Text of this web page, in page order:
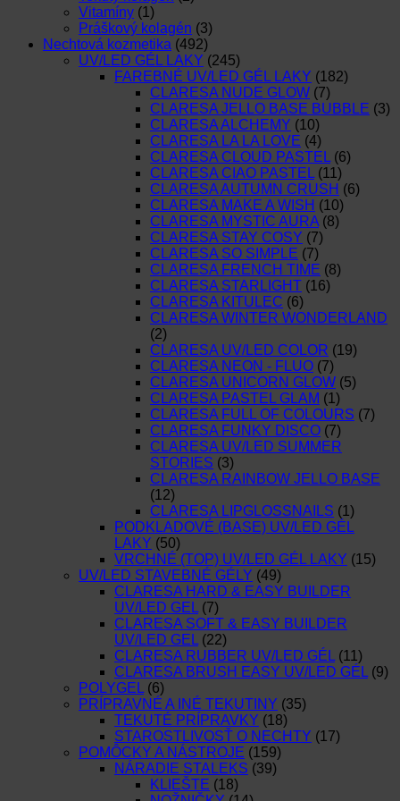
Vitamíny (1)
Práškový kolagén (3)
Nechtová kozmetika (492)
UV/LED GÉL LAKY (245)
FAREBNÉ UV/LED GÉL LAKY (182)
CLARESA NUDE GLOW (7)
CLARESA JELLO BASE BUBBLE (3)
CLARESA ALCHEMY (10)
CLARESA LA LA LOVE (4)
CLARESA CLOUD PASTEL (6)
CLARESA CIAO PASTEL (11)
CLARESA AUTUMN CRUSH (6)
CLARESA MAKE A WISH (10)
CLARESA MYSTIC AURA (8)
CLARESA STAY COSY (7)
CLARESA SO SIMPLE (7)
CLARESA FRENCH TIME (8)
CLARESA STARLIGHT (16)
CLARESA KITULEC (6)
CLARESA WINTER WONDERLAND
(2)
CLARESA UV/LED COLOR (19)
CLARESA NEON - FLUO (7)
CLARESA UNICORN GLOW (5)
CLARESA PASTEL GLAM (1)
CLARESA FULL OF COLOURS (7)
CLARESA FUNKY DISCO (7)
CLARESA UV/LED SUMMER
STORIES (3)
CLARESA RAINBOW JELLO BASE
(12)
CLARESA LIPGLOSSNAILS (1)
PODKLADOVÉ (BASE) UV/LED GÉL
LAKY (50)
VRCHNÉ (TOP) UV/LED GÉL LAKY (15)
UV/LED STAVEBNÉ GÉLY (49)
CLARESA HARD & EASY BUILDER
UV/LED GEL (7)
CLARESA SOFT & EASY BUILDER
UV/LED GEL (22)
CLARESA RUBBER UV/LED GÉL (11)
CLARESA BRUSH EASY UV/LED GÉL (9)
POLYGEL (6)
PRÍPRAVNÉ A INÉ TEKUTINY (35)
TEKUTÉ PRÍPRAVKY (18)
STAROSTLIVOSŤ O NECHTY (17)
POMÔCKY A NÁSTROJE (159)
NÁRADIE STALEKS (39)
KLIEŠTE (18)